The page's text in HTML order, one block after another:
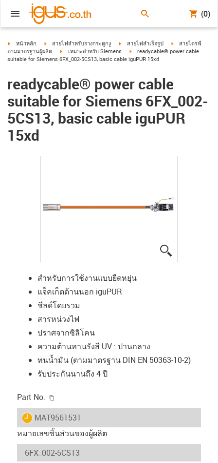
(0)
igus-icon-arrow-right
หน้าหลัก igus-icon-arrow-right
สายไฟสำหรับรางกระดูกงู igus-icon-arrow-right
สายไฟสำเร็จรูป igus-icon-arrow-
สายไดรฟ์
ตามมาตรฐานผู้ผลิต
igus-icon-arrow-right
เหมาะสำหรับ Siemens igus-icon-arrow-right
readycable® power cable
suitable for Siemens 6FX_002-5CS13, basic cable iguPUR 15xd
readycable® power cable
suitable for Siemens 6FX_002-
5CS13, basic cable iguPUR
15xd
สำหรับการใช้งานแบบยืดหยุ่น
แจ็คเก็ตด้านนอก iguPUR
ชีลด์โดยรวม
สารหน่วงไฟ
ปราศจากซิลิโคน
ความต้านทานรังสี UV : ปานกลาง
ทนน้ำมัน (ตามมาตรฐาน DIN EN 50363-10-2)
รับประกันนานถึง 4 ปี
Part No.
igus-icon-lieferzeit
MAT9561531
หมายเลขชิ้นส่วนของผู้ผลิต